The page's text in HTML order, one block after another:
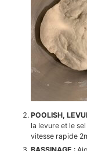
POOLISH,
la levure et le
vitesse rapide